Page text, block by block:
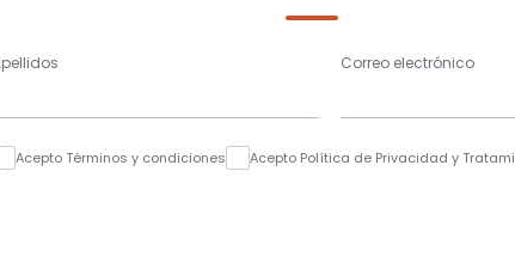
Correo electrónico
Acepto Términos y condiciones Acepto Política de Privacidad y